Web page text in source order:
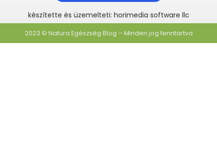
készítette és üzemelteti: horimedia software llc
2023 © Natura Egészség Blog – Minden jog fenntartva